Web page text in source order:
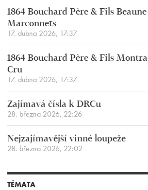
1864 Bouchard Père & Fils
Marconnets
17. dubna 2026, 17:37
1864 Bouchard Père & Fils
Cru
17. dubna 2026, 17:37
Zajímavá čísla k DRCu
28. března 2026, 22:26
Nejzajímavější vinné loupeže
28. března 2026, 22:02
TÉMATA